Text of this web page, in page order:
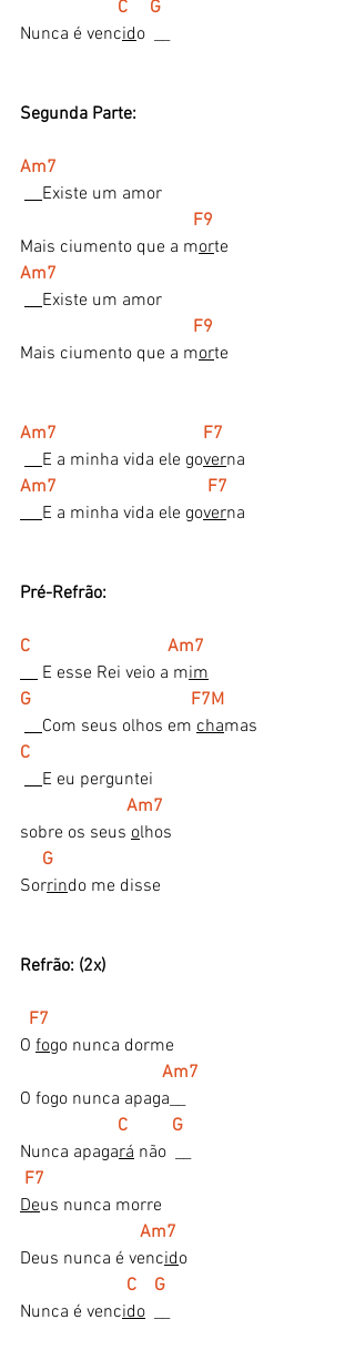
C     G
Nunca é vencido  __
Segunda Parte:
Am7
Existe um amor
F9
Mais ciumento que a morte
Am7
Existe um amor
F9
Mais ciumento que a morte
Am7                                 F7
E a minha vida ele governa
Am7                                  F7
E a minha vida ele governa
Pré-Refrão:
C                               Am7
E esse Rei veio a mim
G                                    F7M
Com seus olhos em chamas
C
E eu perguntei
Am7
sobre os seus olhos
G
Sorrindo me disse
Refrão: (2x)
F7
O fogo nunca dorme
Am7
O fogo nunca apaga__
   C          G
Nunca apagará não  __
F7
Deus nunca morre
Am7
Deus nunca é vencido
C    G
Nunca é vencido
  __